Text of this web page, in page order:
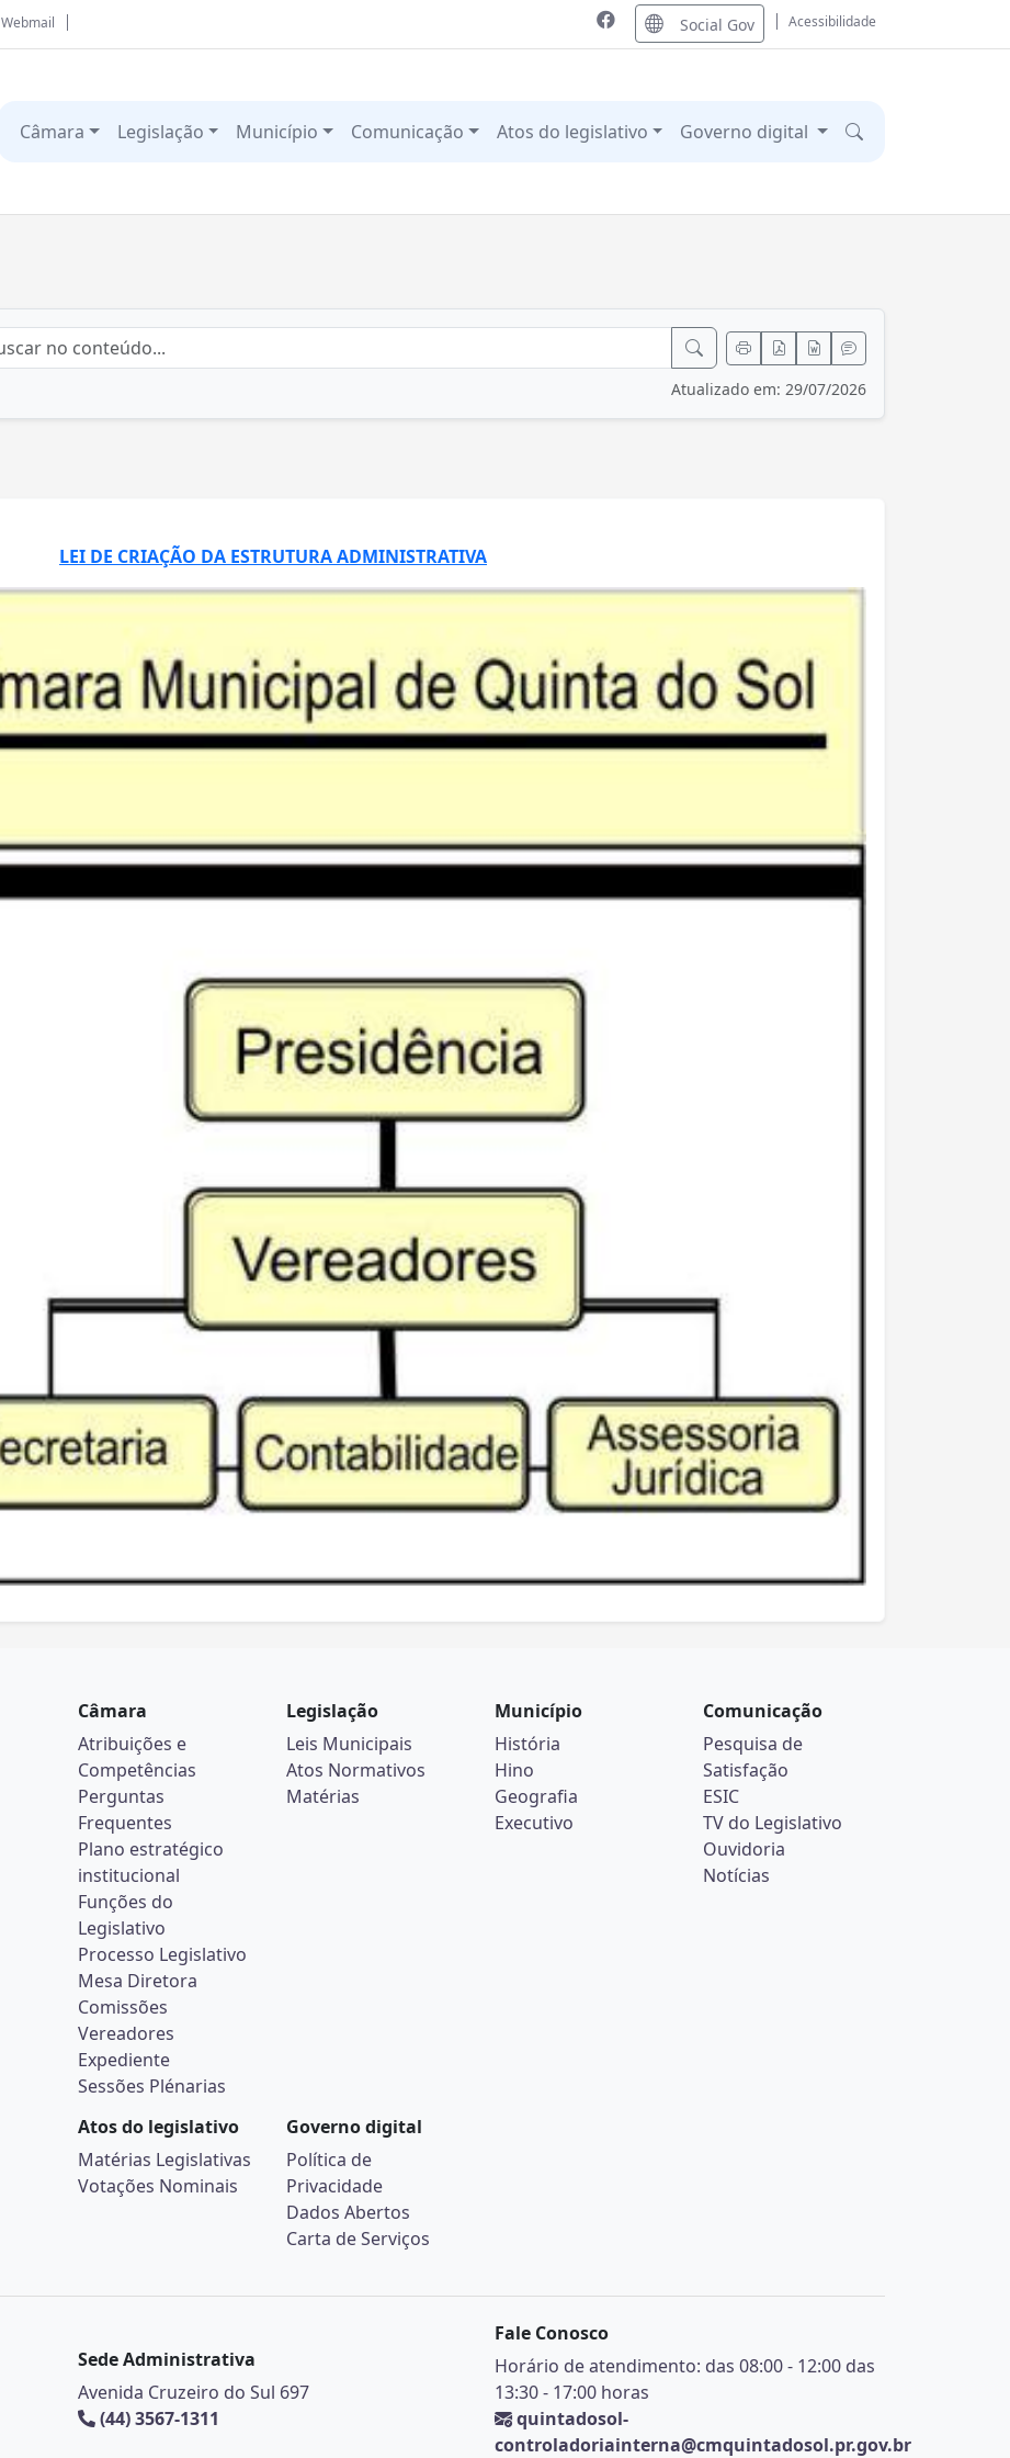
Webmail Social Gov Acessibilidade
Câmara Legislação Município Comunicação Atos do legislativo Governo digital
Atualizado em: 29/07/2026
LEI DE CRIAÇÃO DA ESTRUTURA ADMINISTRATIVA
Câmara
Atribuições e
Competências
Perguntas
Frequentes
Plano estratégico
institucional
Funções do
Legislativo
Processo Legislativo
Mesa Diretora
Comissões
Vereadores
Expediente
Sessões Plénarias
Legislação
Leis Municipais
Atos Normativos
Matérias
Município
História
Hino
Geografia
Executivo
Comunicação
Pesquisa de
Satisfação
ESIC
TV do Legislativo
Ouvidoria
Notícias
Atos do legislativo
Matérias Legislativas
Votações Nominais
Governo digital
Política de
Privacidade
Dados Abertos
Carta de Serviços
Sede Administrativa
Avenida Cruzeiro do Sul 697
(44) 3567-1311
Fale Conosco
Horário de atendimento: das 08:00 - 12:00 das
13:30 - 17:00 horas
quintadosol-
controladoriainterna@cmquintadosol.pr.gov.br